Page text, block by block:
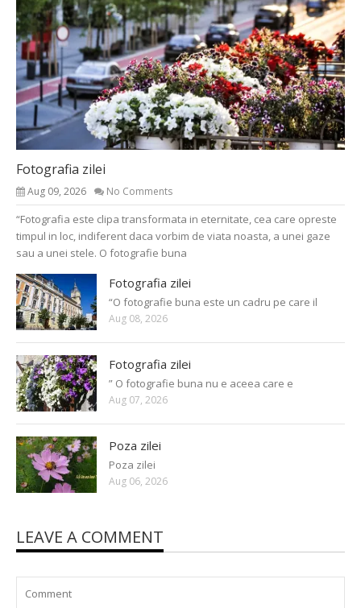
Fotografia zilei
Aug 09, 2026 No Comments
“Fotografia este clipa transformata in eternitate, cea care opreste
timpul in loc, indiferent daca vorbim de viata noasta, a unei gaze
sau a unei stele. O fotografie buna
Fotografia zilei
“O fotografie buna este un cadru pe care il
Aug 08, 2026
Fotografia zilei
” O fotografie buna nu e aceea care e
Aug 07, 2026
Poza zilei
Poza zilei
Aug 06, 2026
LEAVE A COMMENT